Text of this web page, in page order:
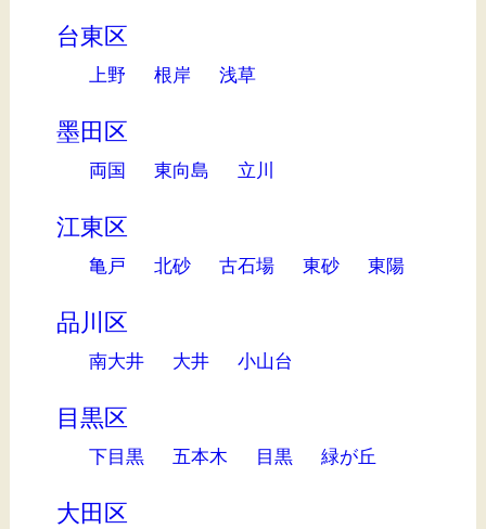
台東区
上野 根岸 浅草
墨田区
両国 東向島 立川
江東区
亀戸 北砂 古石場 東砂 東陽
品川区
南大井 大井 小山台
目黒区
下目黒 五本木 目黒 緑が丘
大田区